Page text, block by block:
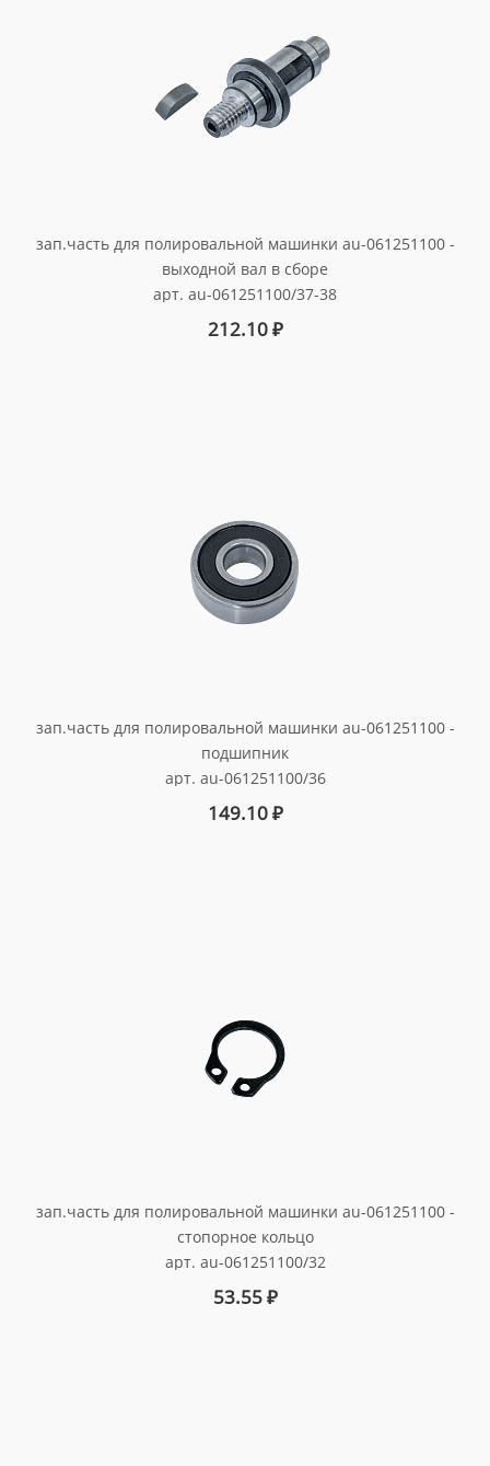
зап.часть для полировальной машинки au-061251100 -
выходной вал в сборе
арт. au-061251100/37-38
212.10₽
зап.часть для полировальной машинки au-061251100 -
подшипник
арт. au-061251100/36
149.10₽
зап.часть для полировальной машинки au-061251100 -
стопорное кольцо
арт. au-061251100/32
53.55₽